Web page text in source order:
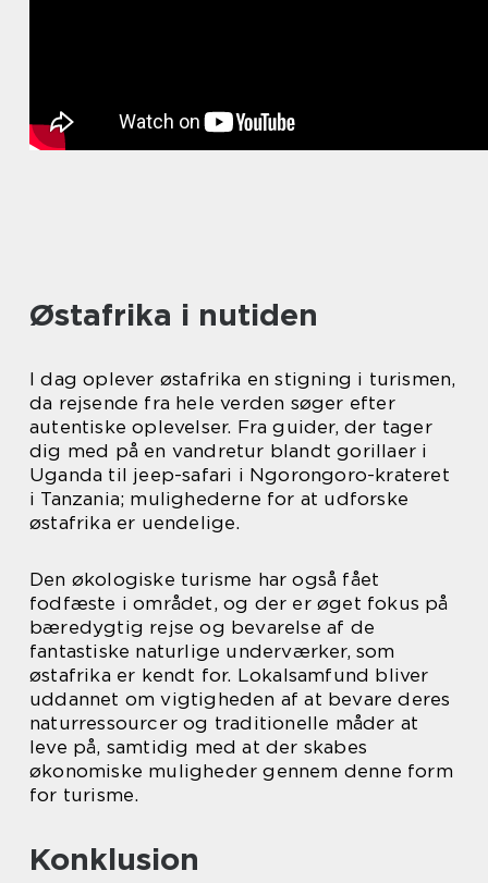
Østafrika i nutiden
I dag oplever østafrika en stigning i turismen,
da rejsende fra hele verden søger efter
autentiske oplevelser. Fra guider, der tager
dig med på en vandretur blandt gorillaer i
Uganda til jeep-safari i Ngorongoro-krateret
i Tanzania; mulighederne for at udforske
østafrika er uendelige.
Den økologiske turisme har også fået
fodfæste i området, og der er øget fokus på
bæredygtig rejse og bevarelse af de
fantastiske naturlige underværker, som
østafrika er kendt for. Lokalsamfund bliver
uddannet om vigtigheden af at bevare deres
naturressourcer og traditionelle måder at
leve på, samtidig med at der skabes
økonomiske muligheder gennem denne form
for turisme.
Konklusion